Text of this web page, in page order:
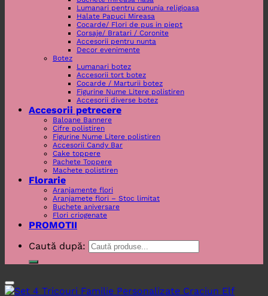
Lumanari pentru cununia religioasa
Halate Papuci Mireasa
Cocarde/ Flori de pus in piept
Corsaje/ Bratari / Coronite
Accesorii pentru nunta
Decor evenimente
Botez
Lumanari botez
Accesorii tort botez
Cocarde / Marturii botez
Figurine Nume Litere polistiren
Accesorii diverse botez
Accesorii petrecere
Baloane Bannere
Cifre polistiren
Figurine Nume Litere polistiren
Accesorii Candy Bar
Cake toppere
Pachete Toppere
Machete polistiren
Florarie
Aranjamente flori
Aranjamete flori – Stoc limitat
Buchete aniversare
Flori criogenate
PROMOTII
Caută după: